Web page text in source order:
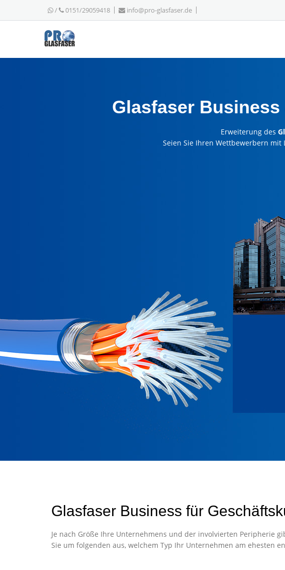
/ 0151/29059418 info@pro-glasfaser.de
Glasfaser
Erweiterung des
Seien Sie Ihren Wettbewerbern
Glasfaser Business für
Je nach Größe Ihre Unternehmens und der involvierten Peripherie
Sie um folgenden aus, welchem Typ Ihr Unternehmen am ehesten